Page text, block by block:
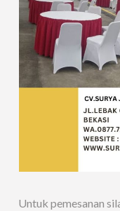
Untuk pemesanan